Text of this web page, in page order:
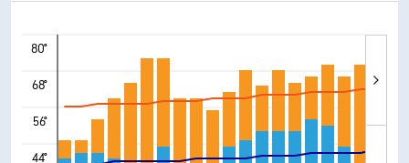
80°
68°
56°
44°